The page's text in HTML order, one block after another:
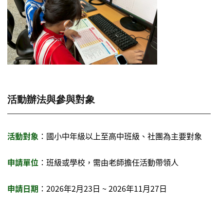
活動辦法與參與對象
活動對象 ：國小中年級以上至高中班級、社團為主要對象
申請單位 ：班級或學校，需由老師擔任活動帶領人
申請日期 ：2026年2月23日 ~ 2026年11月27日